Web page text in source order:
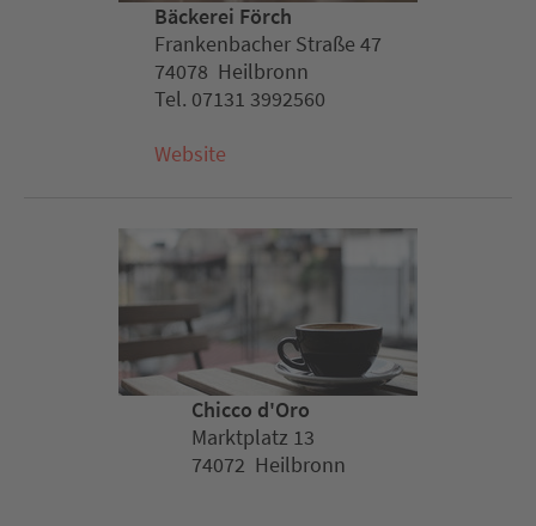
Bäckerei Förch
Frankenbacher Straße 47
74078 Heilbronn
Tel. 07131 3992560
Website
Chicco d'Oro
Marktplatz 13
74072 Heilbronn